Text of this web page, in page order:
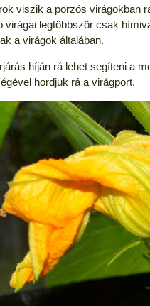
viszik a porzós virágokban
virágai legtöbbször csak
a virágok általában.
híján rá lehet segíteni a
hordjuk rá a virágport.